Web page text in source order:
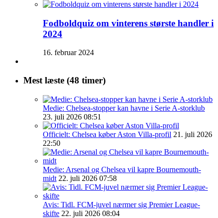
Fodboldquiz om vinterens største handler i
2024
16. februar 2024
Mest læste (48 timer)
Medie: Chelsea-stopper kan havne i Serie A-storklub
23. juli 2026 08:51
Officielt: Chelsea køber Aston Villa-profil 21. juli 2026
22:50
Medie: Arsenal og Chelsea vil kapre Bournemouth-
midt 22. juli 2026 07:58
Avis: Tidl. FCM-juvel nærmer sig Premier League-
skifte 22. juli 2026 08:04